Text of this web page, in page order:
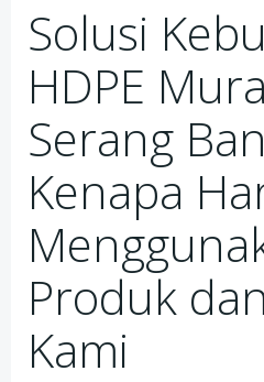
Solusi
HDPE
Serang
Kenapa
Produk
Kami